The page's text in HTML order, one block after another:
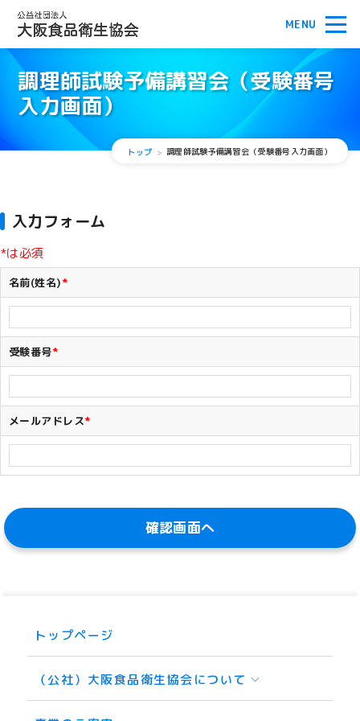
調理師試験予備講習会（受験番号
入力画面）
トップ 調理師試験予備講習会（受験番号入力画面）
入力フォーム
*は必須
名前(姓名)*
受験番号*
メールアドレス*
トップページ
（公社）大阪食品衛生協会について